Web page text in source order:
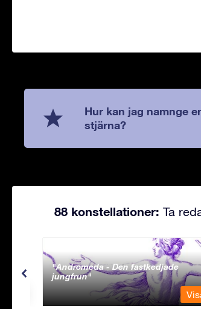
Hur kan jag namnge
stjärna?
88 konstellationer: Ta
Andromeda - Den fastkedjade
jungfrun